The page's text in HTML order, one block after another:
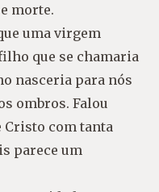
morte.
uma virgem
que se chamaria
nasceria para nós
ombros. Falou
Cristo com tanta
parece um